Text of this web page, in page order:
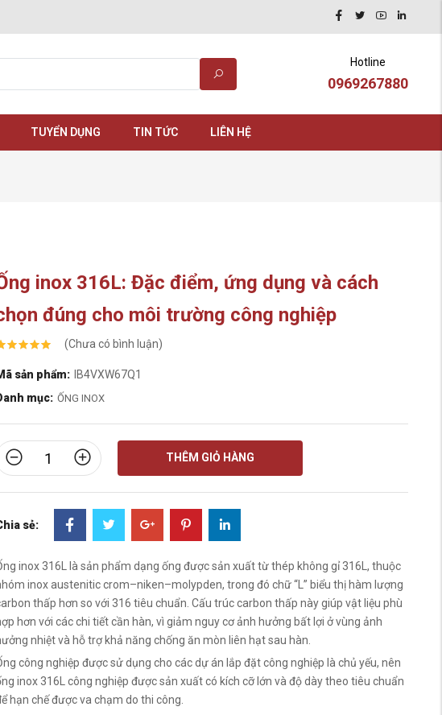
Hotline
0969267880
TUYỂN DỤNG TIN TỨC LIÊN HỆ
inox 316L: Đặc điểm, ứng dụng và cách
đúng cho môi trường công nghiệp
(Chưa có bình luận)
sản phẩm:
IB4VXW67Q1
mục: ỐNG INOX
THÊM GIỎ HÀNG
sẻ:
inox 316L là sản phẩm dạng ống được sản xuất từ thép không gỉ 316L, thuộc
inox austenitic crom–niken–molypden, trong đó chữ “L” biểu thị hàm lượng
thấp hơn so với 316 tiêu chuẩn. Cấu trúc carbon thấp này giúp vật liệu phù
hơn với các chi tiết cần hàn, vì giảm nguy cơ ảnh hưởng bất lợi ở vùng ảnh
nhiệt và hỗ trợ khả năng chống ăn mòn liên hạt sau hàn.
công nghiệp được sử dụng cho các dự án lắp đặt công nghiệp là chủ yếu, nên
inox 316L công nghiệp được sản xuất có kích cỡ lớn và độ dày theo tiêu chuẩn
hạn chế được va chạm do thi công.